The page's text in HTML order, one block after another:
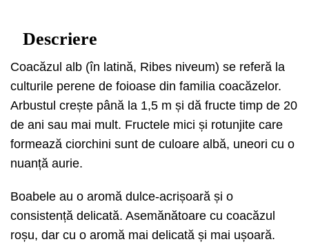
Descriere
Coacăzul alb (în latină, Ribes niveum) se referă la
culturile perene de foioase din familia coacăzelor.
Arbustul crește până la 1,5 m și dă fructe timp de 20
de ani sau mai mult. Fructele mici și rotunjite care
formează ciorchini sunt de culoare albă, uneori cu o
nuanță aurie.
Boabele au o aromă dulce-acrișoară și o
consistență delicată. Asemănătoare cu coacăzul
roșu, dar cu o aromă mai delicată și mai ușoară.